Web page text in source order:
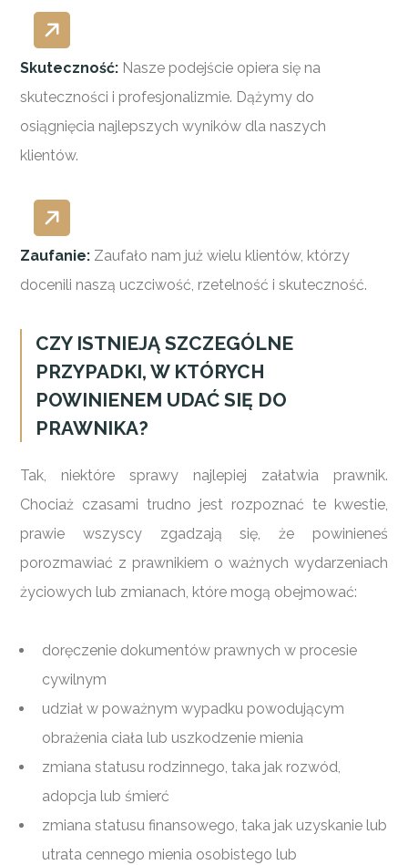
Skuteczność: Nasze podejście opiera się na
skuteczności i profesjonalizmie. Dążymy do
osiągnięcia najlepszych wyników dla naszych
klientów.
Zaufanie: Zaufało nam już wielu klientów, którzy
docenili naszą uczciwość, rzetelność i skuteczność.
CZY ISTNIEJĄ SZCZEGÓLNE
PRZYPADKI, W KTÓRYCH
POWINIENEM UDAĆ SIĘ DO
PRAWNIKA?
Tak, niektóre sprawy najlepiej załatwia prawnik.
Chociaż czasami trudno jest rozpoznać te kwestie,
prawie wszyscy zgadzają się, że powinieneś
porozmawiać z prawnikiem o ważnych wydarzeniach
życiowych lub zmianach, które mogą obejmować:
doręczenie dokumentów prawnych w procesie
cywilnym
udział w poważnym wypadku powodującym
obrażenia ciała lub uszkodzenie mienia
zmiana statusu rodzinnego, taka jak rozwód,
adopcja lub śmierć
zmiana statusu finansowego, taka jak uzyskanie lub
utrata cennego mienia osobistego lub